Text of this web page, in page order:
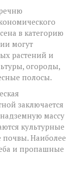
в категорию
могут
растений и
огороды,
полосы.
заключается
массу
культурные
почвы. Наиболее
и пропашные